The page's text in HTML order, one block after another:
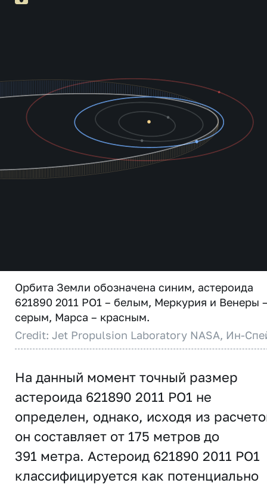
Орбита Земли обозначена синим, астероида
621890 2011 PO1 – белым, Меркурия и Венеры
серым, Марса – красным.
Credit: Jet Propulsion Laboratory NASA, Ин-
На данный момент точный размер
астероида 621890 2011 PO1 не
определен, однако, исходя из
он составляет от 175 метров до
391 метра. Астероид 621890 2011 PO1
классифицируется как потенциально